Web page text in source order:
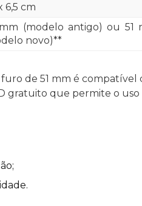
6,5 cm
(modelo antigo) ou 51
novo)**
de 51 mm é compatível
gratuito que permite o uso